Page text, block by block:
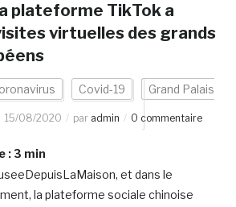
plateforme TikTok a
virtuelles des grands
Covid-19 Grand Palais
15/08/2020 par admin 0 commentaire
: 3 min
et dans le
la plateforme sociale chinoise